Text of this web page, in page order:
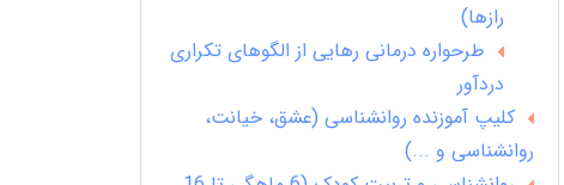
رازها)
طرحواره درمانی رهایی از الگوهای تکراری
دردآور
کلیپ آموزنده روانشناسی (عشق، خیانت،
روانشناسی و ...)